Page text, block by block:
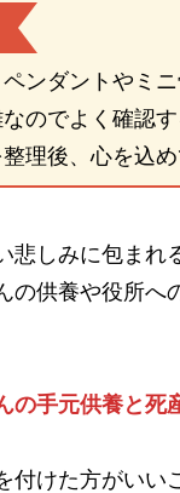
ンダントやミ
のでよく確認す
理後、心を込め
しみに包まれ
の供養や役所へ
の手元供養と死
付けた方がいい